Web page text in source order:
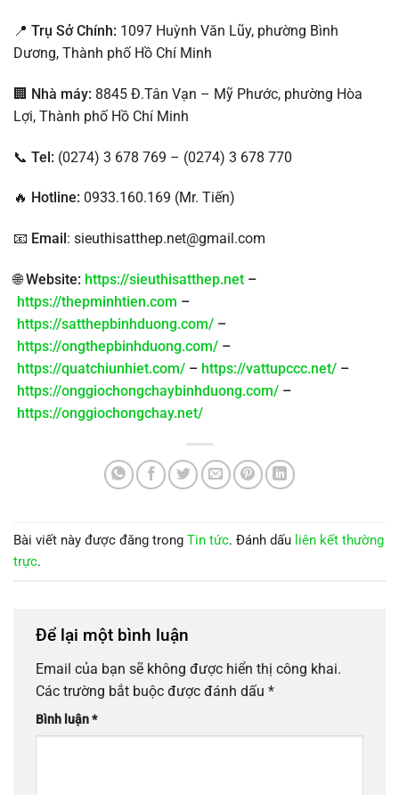
📍 Trụ Sở Chính: 1097 Huỳnh Văn Lũy, phường Bình
Dương, Thành phố Hồ Chí Minh
🏢 Nhà máy: 8845 Đ.Tân Vạn – Mỹ Phước, phường Hòa
Lợi, Thành phố Hồ Chí Minh
📞 Tel: (0274) 3 678 769 – (0274) 3 678 770
🔥 Hotline: 0933.160.169 (Mr. Tiến)
📧 Email : sieuthisatthep.net@gmail.com
🌐Website: https://sieuthisatthep.net –
https://thepminhtien.com –
https://satthepbinhduong.com/ –
https://ongthepbinhduong.com/ –
https://quatchiunhiet.com/ – https://vattupccc.net/ –
https://onggiochongchaybinhduong.com/ –
https://onggiochongchay.net/
Bài viết này được đăng trong Tin tức. Đánh dấu liên kết thường
trực.
Để lại một bình luận
Email của bạn sẽ không được hiển thị công khai.
Các trường bắt buộc được đánh dấu *
Bình luận*